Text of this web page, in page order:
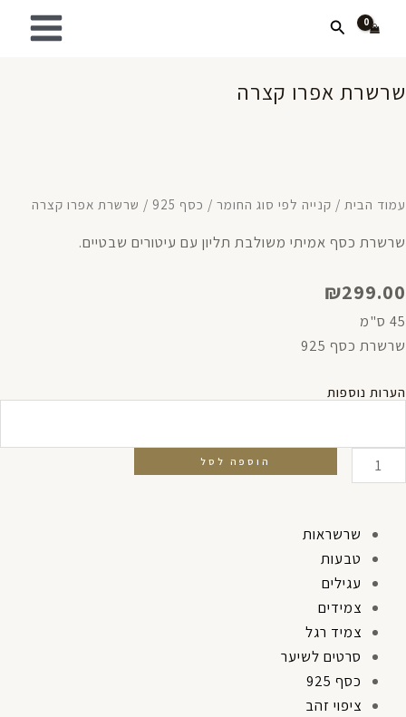
לתוכן
חיפוש
MAIN
שרשרת אפרו קצרה
עמוד הבית / קנייה לפי סוג החומר / כסף 925 / שרשרת אפרו קצרה
שרשרת כסף אמיתי משולבת תליון עם עיטורים שבטיים.
₪299.00
45 ס"מ
שרשרת כסף 925
הערות נוספות
כמות
שרשרת
אפרו
הוספה לסל
שרשראות
טבעות
עגילים
צמידים
צמיד רגל
סרטים לשיער
כסף 925
ציפוי זהב